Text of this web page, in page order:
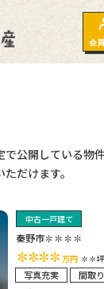
会
公開している物
だけます。
中古一戸建て
秦野市✽✽✽✽
✽✽✽✽ 万円 ✽✽坪
写真充実 間取